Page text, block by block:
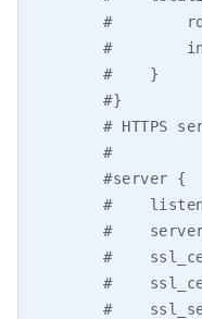
#
#
        #    }
        #}
# HTTPS
        #
        #server {
#
#
#
#
#